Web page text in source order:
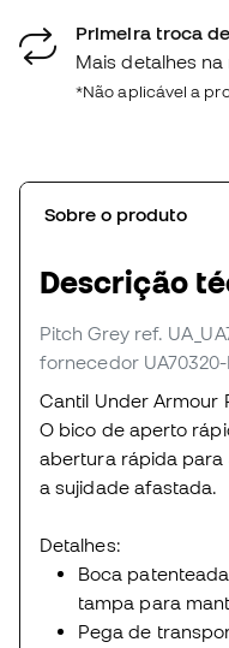
Primeira troca
Mais detalhes na
*Não aplicável a
Sobre o produto
Descrição
Pitch Grey ref.
fornecedor UA70320-
Cantil Under Armour
O bico de aperto
abertura rápida para
a sujidade afastada.
Detalhes:
Boca
tampa para
Pega de